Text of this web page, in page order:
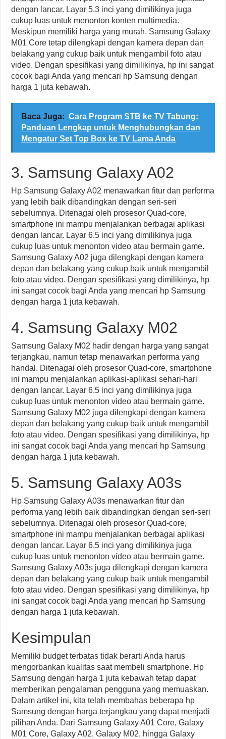
dengan lancar. Layar 5.3 inci yang dimilikinya juga
cukup luas untuk menonton konten multimedia.
Meskipun memiliki harga yang murah, Samsung Galaxy
M01 Core tetap dilengkapi dengan kamera depan dan
belakang yang cukup baik untuk mengambil foto atau
video. Dengan spesifikasi yang dimilikinya, hp ini sangat
cocok bagi Anda yang mencari hp Samsung dengan
harga 1 juta kebawah.
Baca Juga: Cara Program STB ke TV Tabung:
Panduan Lengkap untuk Menghubungkan dan
Mengatur Set Top Box ke TV Lama Anda
3. Samsung Galaxy A02
Hp Samsung Galaxy A02 menawarkan fitur dan performa
yang lebih baik dibandingkan dengan seri-seri
sebelumnya. Ditenagai oleh prosesor Quad-core,
smartphone ini mampu menjalankan berbagai aplikasi
dengan lancar. Layar 6.5 inci yang dimilikinya juga
cukup luas untuk menonton video atau bermain game.
Samsung Galaxy A02 juga dilengkapi dengan kamera
depan dan belakang yang cukup baik untuk mengambil
foto atau video. Dengan spesifikasi yang dimilikinya, hp
ini sangat cocok bagi Anda yang mencari hp Samsung
dengan harga 1 juta kebawah.
4. Samsung Galaxy M02
Samsung Galaxy M02 hadir dengan harga yang sangat
terjangkau, namun tetap menawarkan performa yang
handal. Ditenagai oleh prosesor Quad-core, smartphone
ini mampu menjalankan aplikasi-aplikasi sehari-hari
dengan lancar. Layar 6.5 inci yang dimilikinya juga
cukup luas untuk menonton video atau bermain game.
Samsung Galaxy M02 juga dilengkapi dengan kamera
depan dan belakang yang cukup baik untuk mengambil
foto atau video. Dengan spesifikasi yang dimilikinya, hp
ini sangat cocok bagi Anda yang mencari hp Samsung
dengan harga 1 juta kebawah.
5. Samsung Galaxy A03s
Hp Samsung Galaxy A03s menawarkan fitur dan
performa yang lebih baik dibandingkan dengan seri-seri
sebelumnya. Ditenagai oleh prosesor Quad-core,
smartphone ini mampu menjalankan berbagai aplikasi
dengan lancar. Layar 6.5 inci yang dimilikinya juga
cukup luas untuk menonton video atau bermain game.
Samsung Galaxy A03s juga dilengkapi dengan kamera
depan dan belakang yang cukup baik untuk mengambil
foto atau video. Dengan spesifikasi yang dimilikinya, hp
ini sangat cocok bagi Anda yang mencari hp Samsung
dengan harga 1 juta kebawah.
Kesimpulan
Memiliki budget terbatas tidak berarti Anda harus
mengorbankan kualitas saat membeli smartphone. Hp
Samsung dengan harga 1 juta kebawah tetap dapat
memberikan pengalaman pengguna yang memuaskan.
Dalam artikel ini, kita telah membahas beberapa hp
Samsung dengan harga terjangkau yang dapat menjadi
pilihan Anda. Dari Samsung Galaxy A01 Core, Galaxy
M01 Core, Galaxy A02, Galaxy M02, hingga Galaxy